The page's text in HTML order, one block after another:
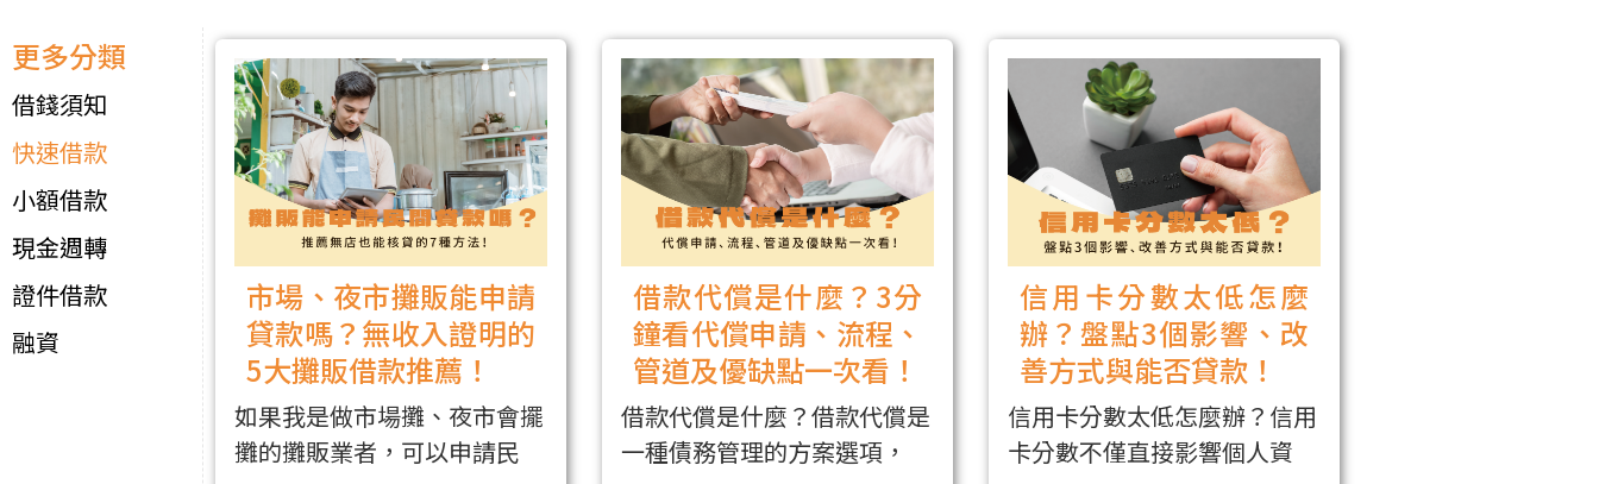
更多分類
借錢須知
快速借款
小額借款
現金週轉
證件借款
融資
市場、夜市攤販能申請
貸款嗎？無收入證明的
5大攤販借款推薦！
如果我是做市場攤、夜市會擺
攤的攤販業者，可以申請民
借款代償是什麼？3分
鐘看代償申請、流程、
管道及優缺點一次看！
借款代償是什麼？借款代償是
一種債務管理的方案選項，
信用卡分數太低怎麼
辦？盤點3個影響、改
善方式與能否貸款！
信用卡分數太低怎麼辦？信用
卡分數不僅直接影響個人資